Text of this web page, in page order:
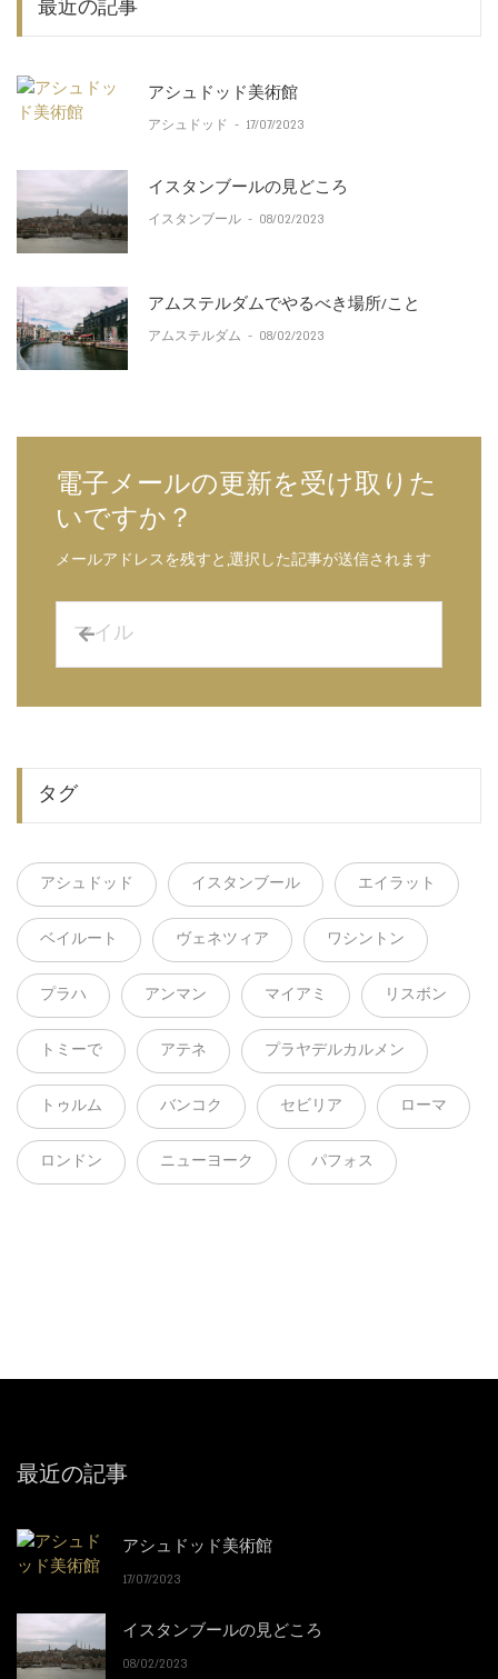
最近の記事
アシュドッド美術館
アシュドッド - 17/07/2023
イスタンブールの見どころ
イスタンブール - 08/02/2023
アムステルダムでやるべき場所/こと
アムステルダム - 08/02/2023
電子メールの更新を受け取りた
いですか？
メールアドレスを残すと,選択した記事が送信されます
タグ
アシュドッド イスタンブール エイラット
ベイルート ヴェネツィア ワシントン
プラハ アンマン マイアミ リスボン
トミーで アテネ プラヤデルカルメン
トゥルム バンコク セビリア ローマ
ロンドン ニューヨーク パフォス
最近の記事
アシュドッド美術館
17/07/2023
イスタンブールの見どころ
08/02/2023